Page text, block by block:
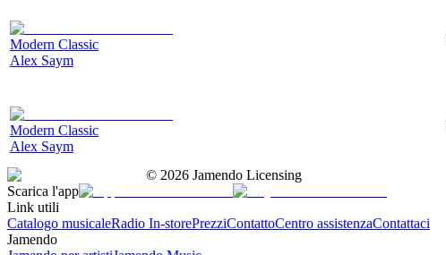
Modern Classic
Alex Saym
Modern Classic
Alex Saym
© 2026 Jamendo Licensing
Scarica l'app
Link utili
Catalogo musicaleRadio In-storePrezziContattoCentro assistenzaContattaci
Jamendo